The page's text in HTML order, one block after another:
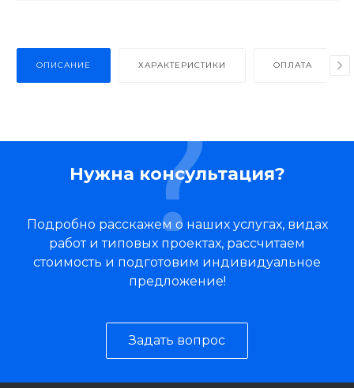
ОПИСАНИЕ ХАРАКТЕРИСТИКИ ОПЛАТА
Нужна консультация?
Подробно расскажем о наших услугах, видах
работ и типовых проектах, рассчитаем
стоимость и подготовим индивидуальное
предложение!
Задать вопрос